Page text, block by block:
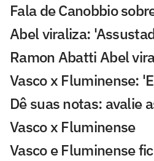
Fala de Canobbio
Abel viraliza:
Ramon Abatti Abel
Vasco x Fluminense:
Dê suas notas: avalie
Vasco x Fluminense
Vasco e Fluminense